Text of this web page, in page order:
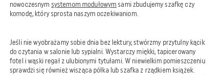
nowoczesnym systemom modułowymsami zbudujemy szafkę czy
komodę, który sprosta naszym oczekiwaniom.
Jeśli nie wyobrażamy sobie dnia bez lektury, stwórzmy przytulny kącik
do czytania w salonie lub sypialni. Wystarczy miękki, tapicerowany
fotel i wąski regał z ulubionymi tytułami. W niewielkim pomieszczeniu
sprawdzi się również wisząca półka lub szafka z rządkiem książek.